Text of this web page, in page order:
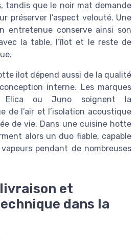
tandis que le noir mat demande
préserver l’aspect velouté. Une
entretenue conserve ainsi son
la table, l’îlot et le reste de
ilot dépend aussi de la qualité
interne. Les marques
Elica ou Juno soignent la
de l’air et l’isolation acoustique
de vie. Dans une cuisine hotte
alors un duo fiable, capable
pendant de nombreuses
et
dans la